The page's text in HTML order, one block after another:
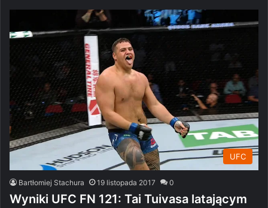
UFC
Bartłomiej Stachura 19 listopada 2017 0
Wyniki UFC FN 121: Tai Tuivasa latającym